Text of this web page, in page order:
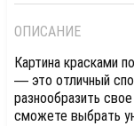
ОПИСАНИЕ
Картина красками
— это отличный
разнообразить
сможете выбрать